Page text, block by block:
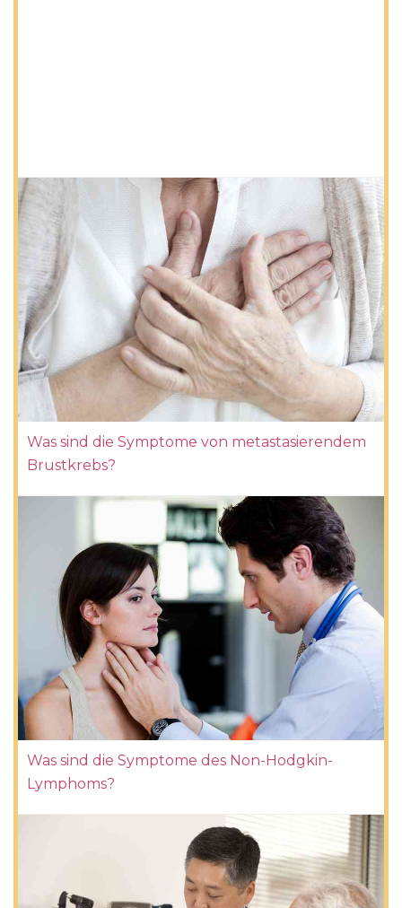
Was sind die Symptome von metastasierendem
Brustkrebs?
Was sind die Symptome des Non-Hodgkin-
Lymphoms?